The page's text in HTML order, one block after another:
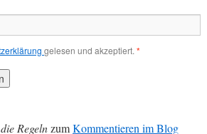
gelesen und akzeptiert. *
RegelnzumKommentieren im Blog